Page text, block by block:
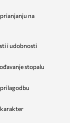
na
i udobnosti
stopalu